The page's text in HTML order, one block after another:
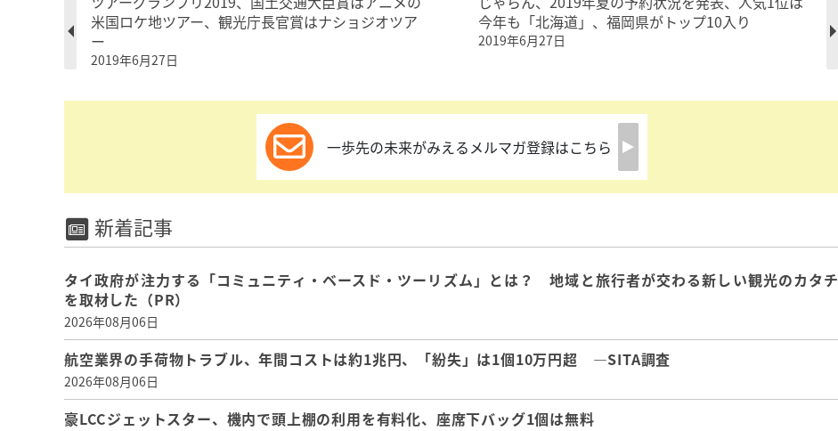
米国ロケ地ツアー、観光庁長官賞はナショジオツア
ー
2019年6月27日
今年も「北海道」、福岡県がトップ10入り
2019年6月27日
一歩先の未来がみえるメルマガ登録はこちら
新着記事
タイ政府が注力する「コミュニティ・ベースド・ツーリズム」とは？ 地域と旅行者が交わる新しい観光のカタチ
を取材した（PR）
2026年08月06日
航空業界の手荷物トラブル、年間コストは約1兆円、「紛失」は1個10万円超 ―SITA調査
2026年08月06日
豪LCCジェットスター、機内で頭上棚の利用を有料化、座席下バッグ1個は無料